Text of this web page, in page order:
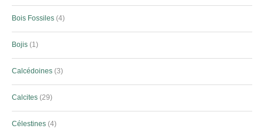
Bois Fossiles 4
Bojis 1
Calcédoines 3
Calcites 29
Célestines 4